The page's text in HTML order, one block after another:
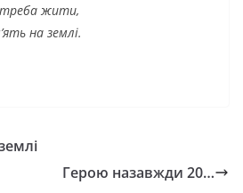
треба жити,
на землі.
Герою назавжди 20…